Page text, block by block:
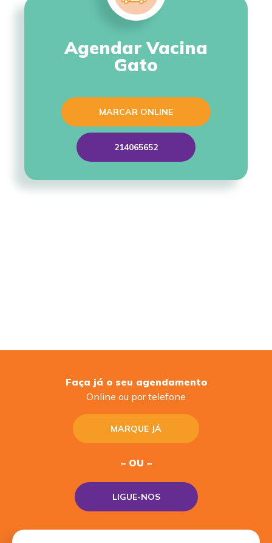
Agendar Vacina
Gato
MARCAR ONLINE
214065652
Faça já o seu agendamento
Online ou por telefone
MARQUE JÁ
– OU –
LIGUE-NOS